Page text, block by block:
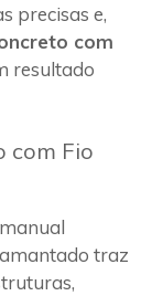
precisas e,
com
resultado
com Fio
traz